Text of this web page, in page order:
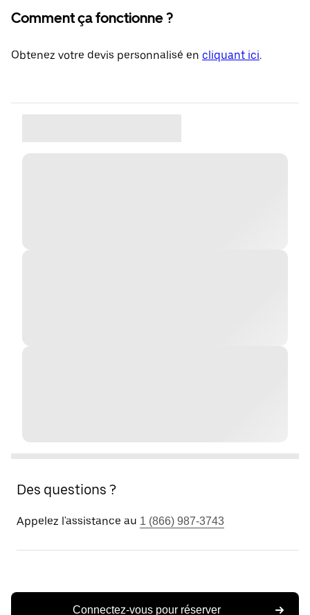
Comment ça fonctionne ?
Obtenez votre devis personnalisé en cliquant ici.
Des questions ?
Appelez l'assistance au 1 (866) 987-3743
Connectez-vous pour réserver